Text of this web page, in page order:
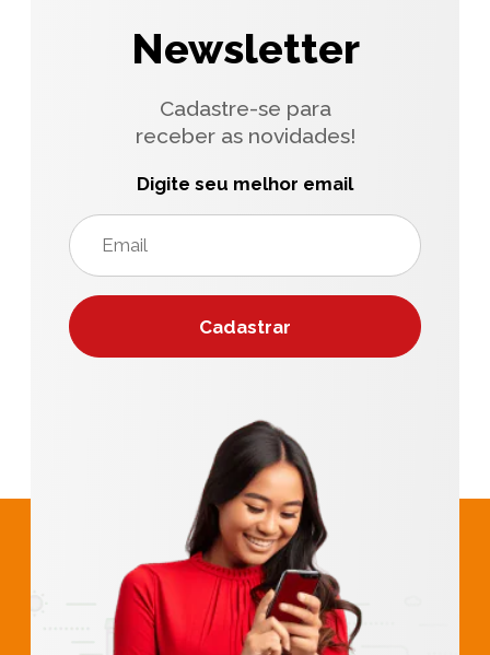
Newsletter
Cadastre-se para
receber as novidades!
Digite seu melhor email